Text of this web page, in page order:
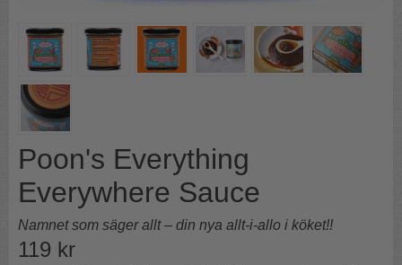
Poon's Everything
Everywhere Sauce
Namnet som säger allt – din nya allt-i-allo i köket!!
119 kr